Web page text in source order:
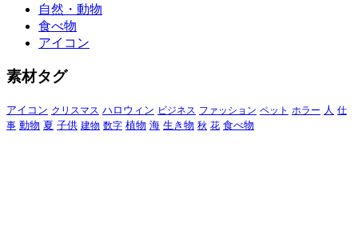
自然・動物
食べ物
アイコン
素材タグ
アイコン クリスマス ハロウィン ビジネス ファッション ペット ホラー 人 仕
事 動物 夏 子供 建物 数字 植物 海 生き物 秋 花 食べ物